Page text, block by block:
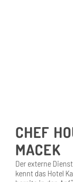
Der externe
kennt das Hotel
bereits in den
gereinigt. Über all
zuverlässiger